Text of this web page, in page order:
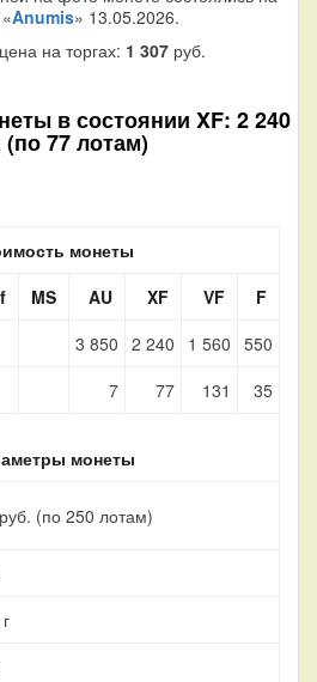
Anumis» 13.05.2026.
на торгах: 1 307 руб.
в состоянии XF: 2 240
(по 77 лотам)
монеты
MS AU XF VF
F
3 850 2 240 1 560 550
7 77 131 35
монеты
(по 250 лотам)